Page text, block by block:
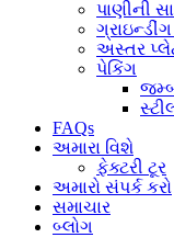
પાણીની
ગ્રાઇન્ડીંગ
અસ્તર
પેકિંગ
FAQs
અમારા વિશે
ફેક્ટરી ટૂર
અમારો સંપર્ક કરો
સમાચાર
બ્લોગ